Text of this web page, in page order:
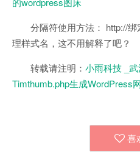
分隔符使用方法： http://
理样式名，这不用解释了吧？
转载请注明： 小雨科技 _
Timthumb.php生成WordPress
喜